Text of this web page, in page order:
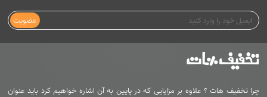
عضویت
چرا تخفیف هات ؟ علاوه بر مزایایی که در پایین به آن اشاره خواهیم کرد باید عنوان